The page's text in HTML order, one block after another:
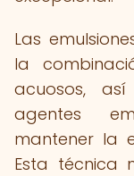
Las
la
acuosos,
agentes
mantener la
Esta técnica